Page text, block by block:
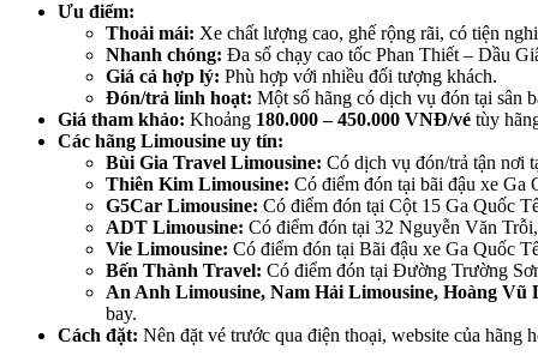
Ưu điểm:
Thoải mái: Xe chất lượng cao, ghế rộng rãi, có tiện
Nhanh chóng: Đa số chạy cao tốc Phan Thiết – Dầu
Giá cả hợp lý: Phù hợp với nhiều đối tượng khách.
Đón/trả linh hoạt: Một số hãng có dịch vụ đón tại sân
Giá tham khảo: Khoảng 180.000 – 450.000 VNĐ/vé tùy
Các hãng Limousine uy tín:
Bùi Gia Travel Limousine: Có dịch vụ đón/trả tận nơi
Thiên Kim Limousine: Có điểm đón tại bãi đậu xe
G5Car Limousine: Có điểm đón tại Cột 15 Ga Quốc
ADT Limousine: Có điểm đón tại 32 Nguyễn Văn
Vie Limousine: Có điểm đón tại Bãi đậu xe Ga Quốc
Bến Thành Travel: Có điểm đón tại Đường Trường
An Anh Limousine, Nam Hải Limousine, Hoàng
bay.
Cách đặt: Nên đặt vé trước qua điện thoại, website của